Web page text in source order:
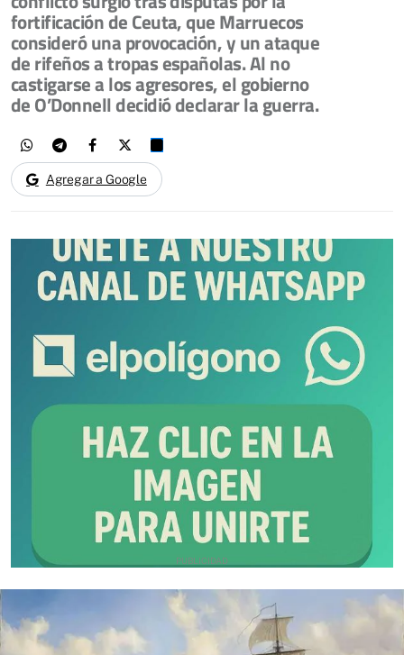
fortificación de Ceuta, que Marruecos
consideró una provocación, y un ataque
de rifeños a tropas españolas. Al no
castigarse a los agresores, el gobierno
de O’Donnell decidió declarar la guerra.
Agregar a Google